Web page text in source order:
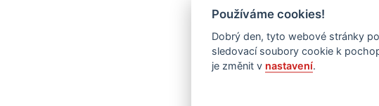
22 23
29 30
Používáme cookies!
Dobrý den, tyto webové stránky
sledovací soubory cookie k
je změnit v nastavení.